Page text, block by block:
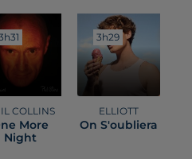
COLLINS
More
Night
3h29
3h29
ELLIOTT
On S'oubliera